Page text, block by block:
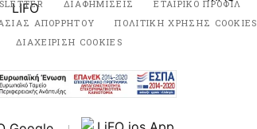
ΔΙΑΦΗΜΙΣΕΙΣ ΕΤΑΙΡΙΚΟ ΠΡΟΦΙΛ
ΑΠΟΡΡΗΤΟΥ
ΠΟΛΙΤΙΚΗ ΧΡΗΣΗΣ COOKIES
ΔΙΑΧΕΙΡΙΣΗ COOKIES